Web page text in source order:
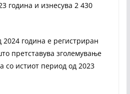
година и изнесува 2 430
2024 година е регистриран
претставува зголемување
со истиот период од 2023